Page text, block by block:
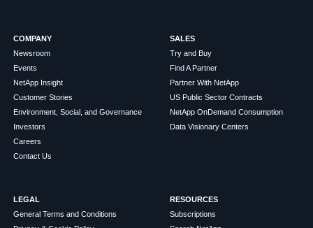
COMPANY
Newsroom
Events
NetApp Insight
Customer Stories
Environment, Social, and Governance
Investors
Careers
Contact Us
SALES
Try and Buy
Find A Partner
Partner With NetApp
US Public Sector Contracts
NetApp OnDemand Consumption
Data Visionary Centers
LEGAL
General Terms and Conditions
RESOURCES
Subscriptions